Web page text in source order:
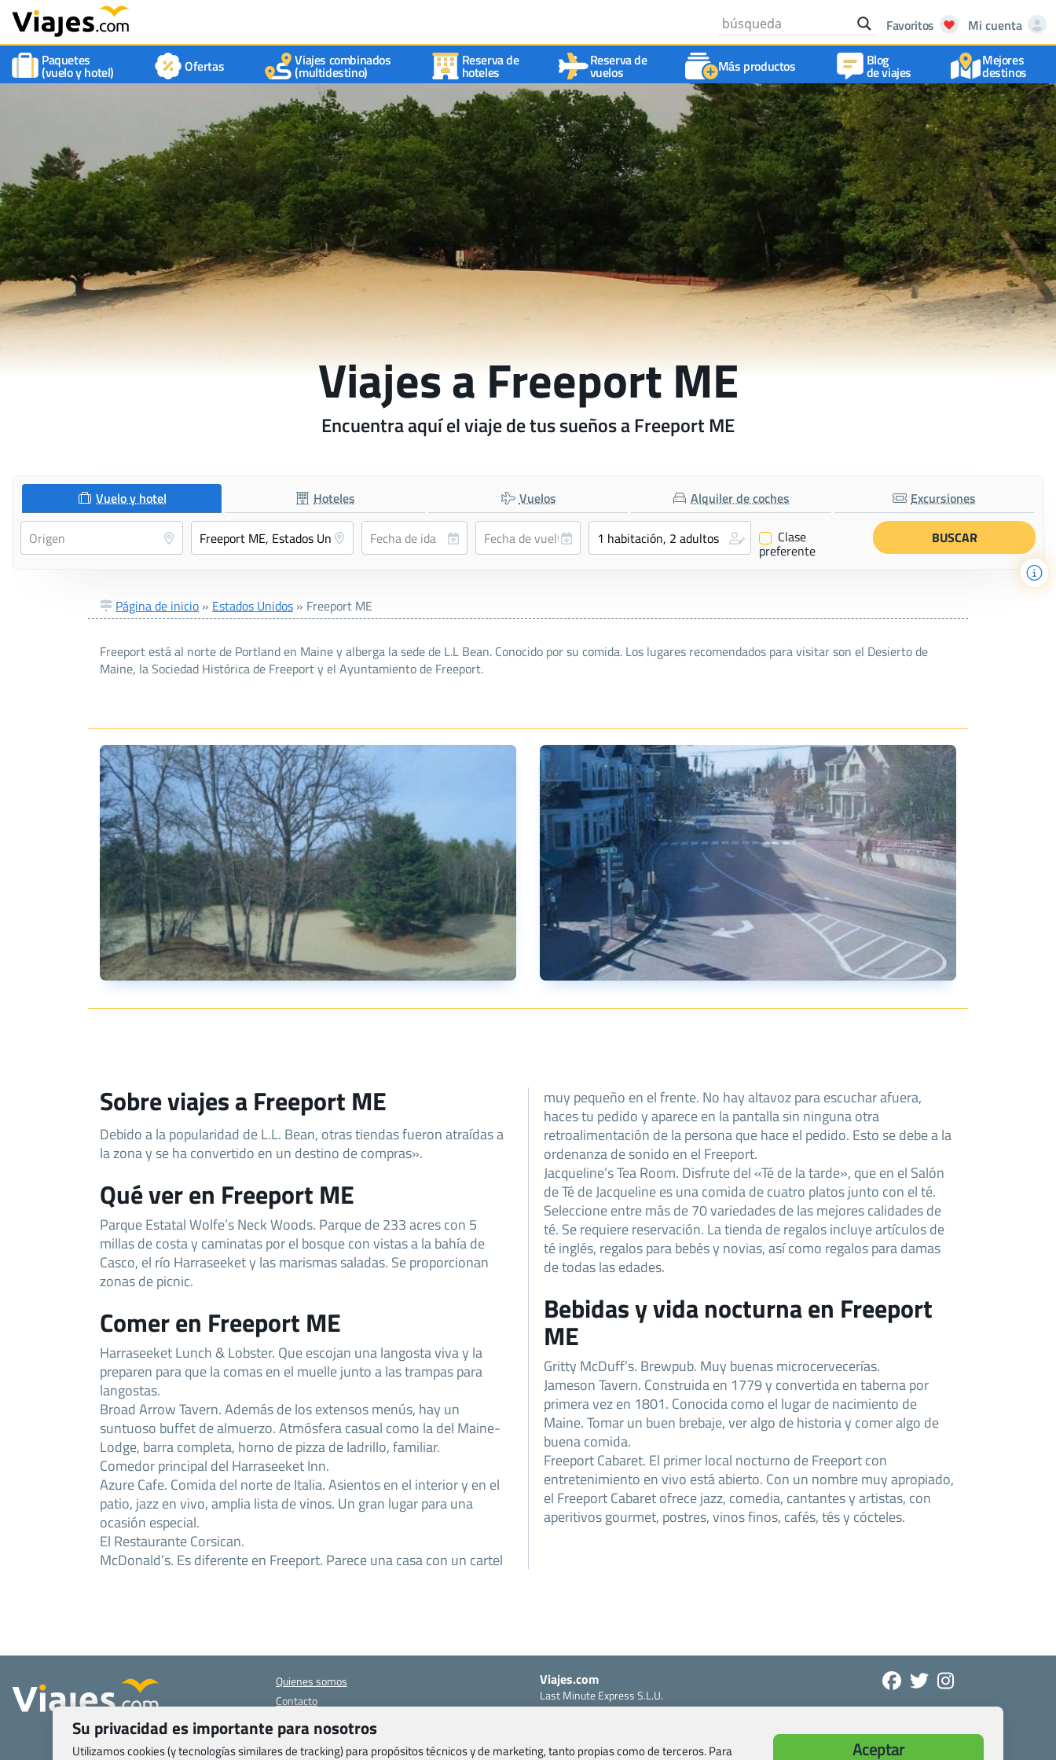
Favoritos
Mi cuenta
Paquetes
(vuelo y hotel) Ofertas Viajes combinados
(multidestino)
Reserva de
hoteles
Reserva de
vuelos Más productos Blog
de viajes
Mejores
destinos
Viajes a Freeport ME
Encuentra aquí el viaje de tus sueños a Freeport ME
Vuelo y hotel Hoteles Vuelos Alquiler de coches Excursiones
✔ Clase
preferente
Página de inicio » Estados Unidos » Freeport ME
Freeport está al norte de Portland en Maine y alberga la sede de L.L Bean. Conocido por su comida. Los lugares recomendados para visitar son el Desierto de
Maine, la Sociedad Histórica de Freeport y el Ayuntamiento de Freeport.
Sobre viajes a Freeport ME
Debido a la popularidad de L.L. Bean, otras tiendas fueron atraídas a
la zona y se ha convertido en un destino de compras».
Qué ver en Freeport ME
Parque Estatal Wolfe’s Neck Woods. Parque de 233 acres con 5
millas de costa y caminatas por el bosque con vistas a la bahía de
Casco, el río Harraseeket y las marismas saladas. Se proporcionan
zonas de picnic.
Comer en Freeport ME
Harraseeket Lunch & Lobster. Que escojan una langosta viva y la
preparen para que la comas en el muelle junto a las trampas para
langostas.
Broad Arrow Tavern. Además de los extensos menús, hay un
suntuoso buffet de almuerzo. Atmósfera casual como la del Maine-
Lodge, barra completa, horno de pizza de ladrillo, familiar.
Comedor principal del Harraseeket Inn.
Azure Cafe. Comida del norte de Italia. Asientos en el interior y en el
patio, jazz en vivo, amplia lista de vinos. Un gran lugar para una
ocasión especial.
El Restaurante Corsican.
McDonald’s. Es diferente en Freeport. Parece una casa con un cartel
muy pequeño en el frente. No hay altavoz para escuchar afuera,
haces tu pedido y aparece en la pantalla sin ninguna otra
retroalimentación de la persona que hace el pedido. Esto se debe a la
ordenanza de sonido en el Freeport.
Jacqueline’s Tea Room. Disfrute del «Té de la tarde», que en el Salón
de Té de Jacqueline es una comida de cuatro platos junto con el té.
Seleccione entre más de 70 variedades de las mejores calidades de
té. Se requiere reservación. La tienda de regalos incluye artículos de
té inglés, regalos para bebés y novias, así como regalos para damas
de todas las edades.
Bebidas y vida nocturna en Freeport
ME
Gritty McDuff’s. Brewpub. Muy buenas microcervecerías.
Jameson Tavern. Construida en 1779 y convertida en taberna por
primera vez en 1801. Conocida como el lugar de nacimiento de
Maine. Tomar un buen brebaje, ver algo de historia y comer algo de
buena comida.
Freeport Cabaret. El primer local nocturno de Freeport con
entretenimiento en vivo está abierto. Con un nombre muy apropiado,
el Freeport Cabaret ofrece jazz, comedia, cantantes y artistas, con
aperitivos gourmet, postres, vinos finos, cafés, tés y cócteles.
Quienes somos
Contacto
Pasaporte, Visado, Salud y otras disposiciones
específicas
Blog de Viajes.com
Viajes.com
Last Minute Express S.L.U.
c/ Drago, CC HLS, Local 13
Su privacidad es importante para nosotros
Utilizamos cookies (y tecnologías similares de tracking) para propósitos técnicos y de marketing, tanto propias como de terceros. Para
Aceptar